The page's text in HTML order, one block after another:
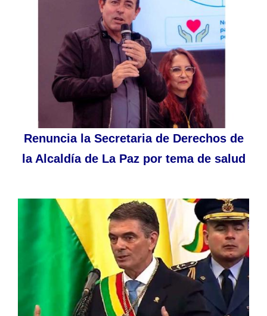
Renuncia la Secretaria de Derechos de
la Alcaldía de La Paz por tema de salud